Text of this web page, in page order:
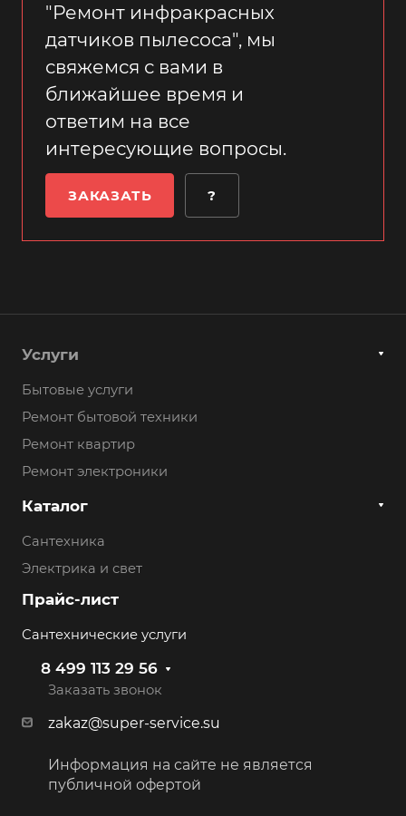
"Ремонт инфракрасных
датчиков пылесоса", мы
свяжемся с вами в
ближайшее время и
ответим на все
интересующие вопросы.
ЗАКАЗАТЬ ?
Услуги
Бытовые услуги
Ремонт бытовой техники
Ремонт квартир
Ремонт электроники
Каталог
Сантехника
Электрика и свет
Прайс-лист
Сантехнические услуги
8 499 113 29 56
Заказать звонок
zakaz@super-service.su
Информация на сайте не является
публичной офертой